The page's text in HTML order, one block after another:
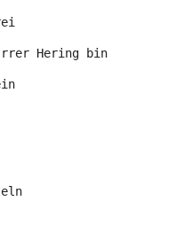
Hering bin